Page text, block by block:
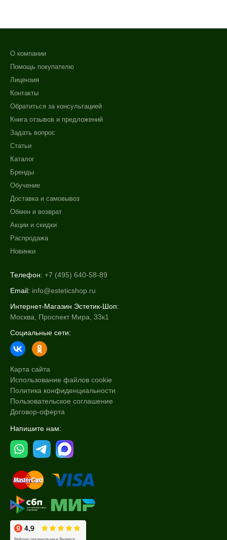
О компании
Помощь покупателю
Лицензия
Контакты
Обратиться за консультацией
Книга отзывов и предложений
Задать вопрос
Статьи
Каталог
Бренды
Обучение
Доставка и самовывоз
Обмен и возврат
Акции и скидки
Распродажа
Новинки
Телефон: +7 (495) 640-58-89
Email: info@esteticshop.ru
Интернет-Магазин Эстетик-Шоп:
Москва, Проспект Мира, 33к1
Социальные сети:
Карта сайта
Использование файлов cookie
Политика конфиденциальности
Пользовательское соглашение
Договор-оферта
Напишите нам: